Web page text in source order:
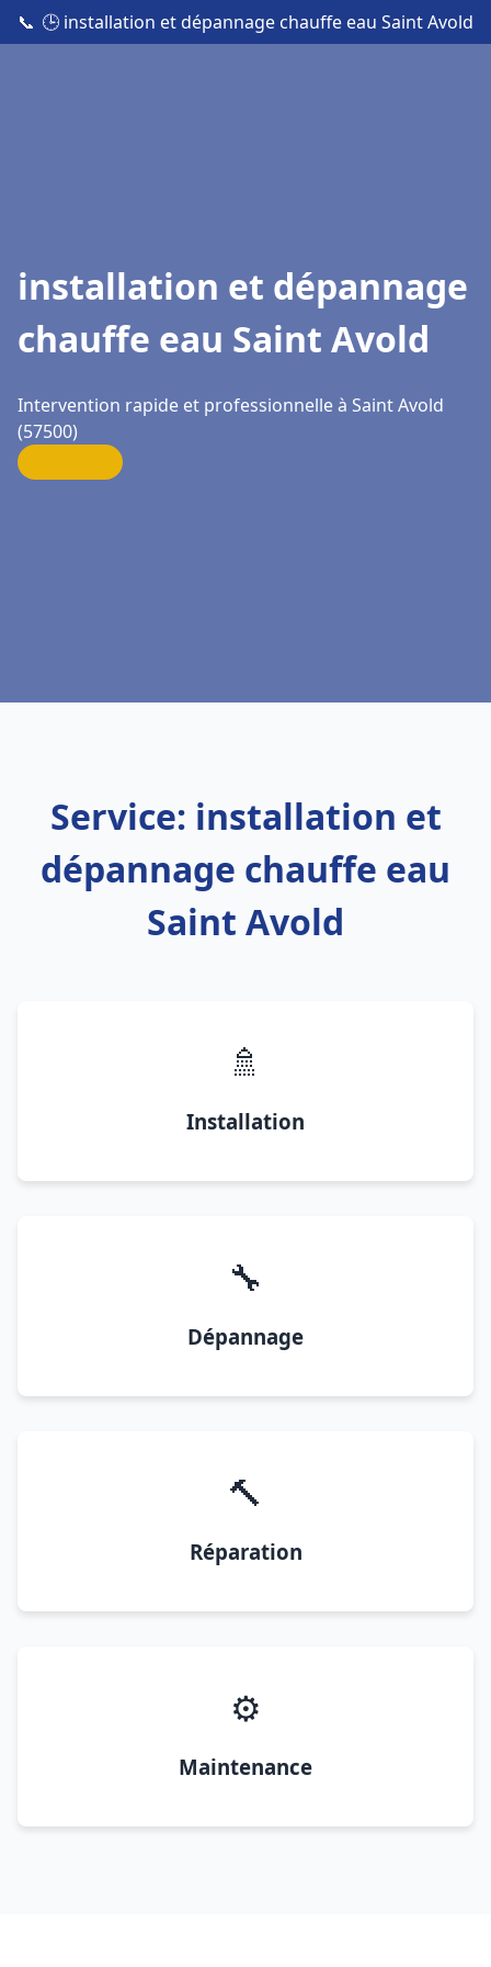
📞 🕒 installation et dépannage chauffe eau Saint Avold
installation et dépannage
chauffe eau Saint Avold
Intervention rapide et professionnelle à Saint Avold
(57500)
Service: installation et
dépannage chauffe eau
Saint Avold
🚿
Installation
🔧
Dépannage
🔨
Réparation
⚙️
Maintenance